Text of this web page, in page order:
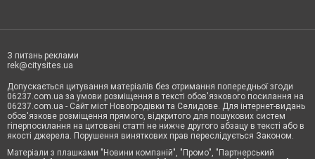
З питань реклами
rek@citysites.ua
Допускається цитування матеріалів без отримання попередньої згоди
06237.com.ua за умови розміщення в тексті обов'язкового посилання на
06237.com.ua - Сайт міст Новогродівки та Селидове. Для інтернет-видань
обов'язкове розміщення прямого, відкритого для пошукових систем
гіперпосилання на цитовані статті не нижче другого абзацу в тексті або в
якості джерела. Порушення виняткових прав переслідується Законом.
Матеріали з плашками "Новини компаній", "Промо", "Партнерський